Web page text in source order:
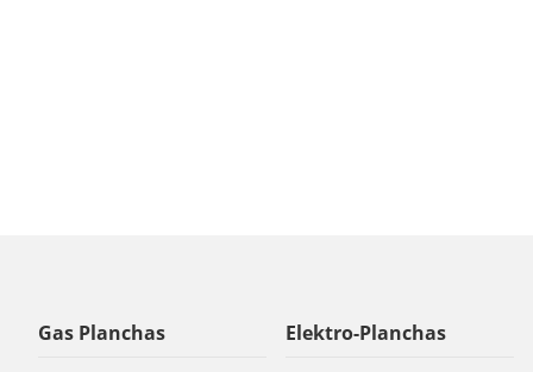
Gas Planchas Elektro-Planchas